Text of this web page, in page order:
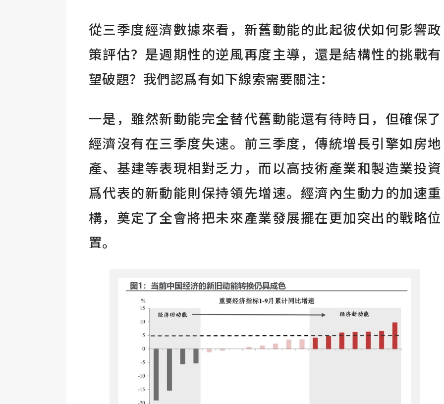
從三季度經濟數據來看，新舊動能的此起彼伏如何影響政
策評估？是週期性的逆風再度主導，還是結構性的挑戰有
望破題？我們認爲有如下線索需要關注：
一是，雖然新動能完全替代舊動能還有待時日，但確保了
經濟沒有在三季度失速。前三季度，傳統增長引擎如房地
產、基建等表現相對乏力，而以高技術產業和製造業投資
爲代表的新動能則保持領先增速。經濟內生動力的加速重
構，奠定了全會將把未來產業發展擺在更加突出的戰略位
置。